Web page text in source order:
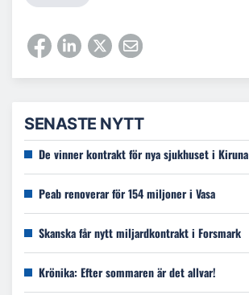
SENASTE NYTT
De vinner kontrakt för nya sjukhuset i Kiruna
Peab renoverar för 154 miljoner i Vasa
Skanska får nytt miljardkontrakt i Forsmark
Krönika: Efter sommaren är det allvar!